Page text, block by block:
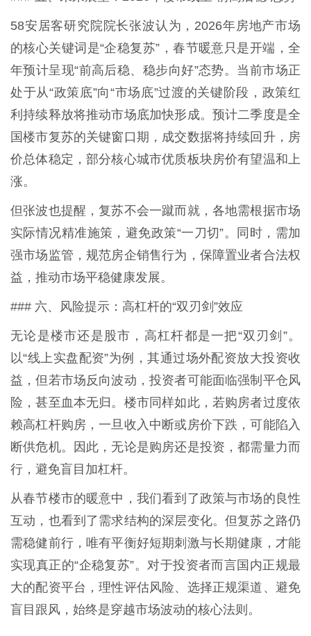
58安居客研究院院长张波认为，2026年房地产市场
的核心关键词是“企稳复苏”，春节暖意只是开端，全
年预计呈现“前高后稳、稳步向好”态势。当前市场正
处于从“政策底”向“市场底”过渡的关键阶段，政策红
利持续释放将推动市场底加快形成。预计二季度是全
国楼市复苏的关键窗口期，成交数据将持续回升，房
价总体稳定，部分核心城市优质板块房价有望温和上
涨。
但张波也提醒，复苏不会一蹴而就，各地需根据市场
实际情况精准施策，避免政策“一刀切”。同时，需加
强市场监管，规范房企销售行为，保障置业者合法权
益，推动市场平稳健康发展。
### 六、风险提示：高杠杆的“双刃剑”效应
无论是楼市还是股市，高杠杆都是一把“双刃剑”。
以“线上实盘配资”为例，其通过场外配资放大投资收
益，但若市场反向波动，投资者可能面临强制平仓风
险，甚至血本无归。楼市同样如此，若购房者过度依
赖高杠杆购房，一旦收入中断或房价下跌，可能陷入
断供危机。因此，无论是购房还是投资，都需量力而
行，避免盲目加杠杆。
从春节楼市的暖意中，我们看到了政策与市场的良性
互动，也看到了需求结构的深层变化。但复苏之路仍
需稳健前行，唯有平衡好短期刺激与长期健康，才能
实现真正的“企稳复苏”。对于投资者而言国内正规最
大的配资平台，理性评估风险、选择正规渠道、避免
盲目跟风，始终是穿越市场波动的核心法则。